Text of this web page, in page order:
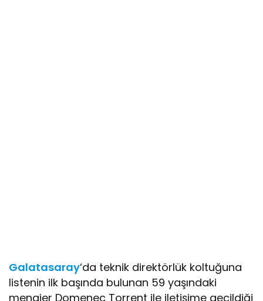
Galatasaray‘da teknik direktörlük koltuğuna
listenin ilk başında bulunan 59 yaşındaki
menajer Domenec Torrent ile iletişime geçildiği